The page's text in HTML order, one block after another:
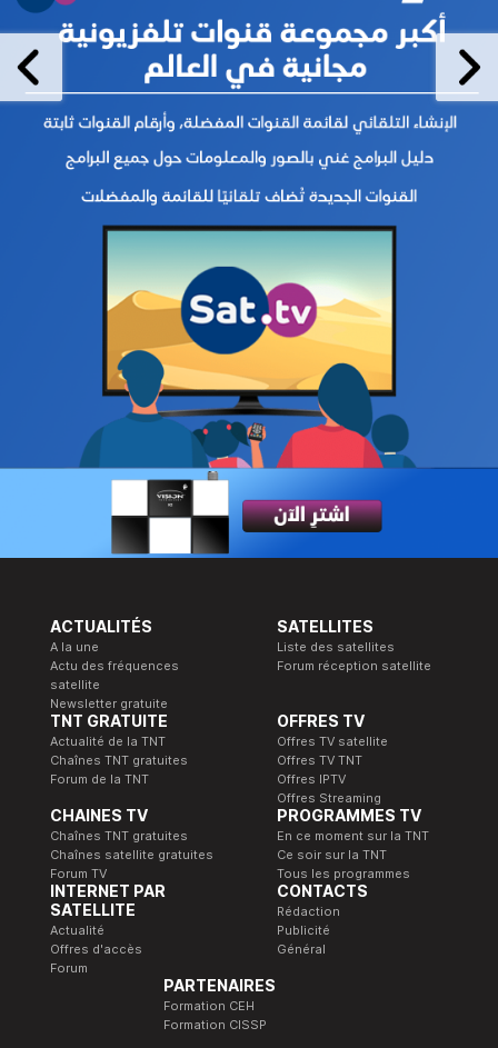
ACTUALITÉS
A la une
Actu des fréquences
satellite
Newsletter gratuite
SATELLITES
Liste des satellites
Forum réception satellite
TNT GRATUITE
Actualité de la TNT
Chaînes TNT gratuites
Forum de la TNT
OFFRES TV
Offres TV satellite
Offres TV TNT
Offres IPTV
Offres Streaming
CHAINES TV
Chaînes TNT gratuites
Chaînes satellite gratuites
Forum TV
PROGRAMMES TV
En ce moment sur la TNT
Ce soir sur la TNT
Tous les programmes
INTERNET PAR
SATELLITE
Actualité
Offres d'accès
Forum
CONTACTS
Rédaction
Publicité
Général
PARTENAIRES
Formation CEH
Formation CISSP